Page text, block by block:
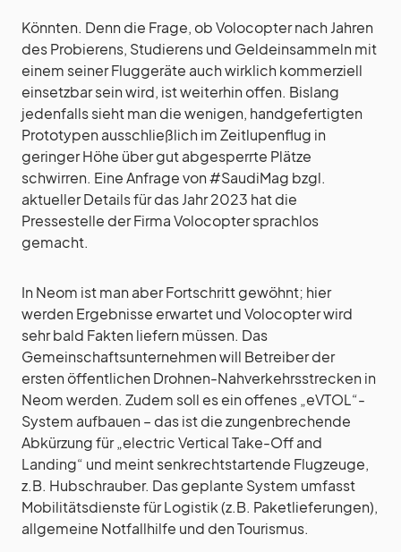
Könnten. Denn die Frage, ob Volocopter nach Jahren
des Probierens, Studierens und Geldeinsammeln mit
einem seiner Fluggeräte auch wirklich kommerziell
einsetzbar sein wird, ist weiterhin offen. Bislang
jedenfalls sieht man die wenigen, handgefertigten
Prototypen ausschließlich im Zeitlupenflug in
geringer Höhe über gut abgesperrte Plätze
schwirren. Eine Anfrage von #SaudiMag bzgl.
aktueller Details für das Jahr 2023 hat die
Pressestelle der Firma Volocopter sprachlos
gemacht.
In Neom ist man aber Fortschritt gewöhnt; hier
werden Ergebnisse erwartet und Volocopter wird
sehr bald Fakten liefern müssen. Das
Gemeinschaftsunternehmen will Betreiber der
ersten öffentlichen Drohnen-Nahverkehrsstrecken in
Neom werden. Zudem soll es ein offenes „eVTOL“-
System aufbauen – das ist die zungenbrechende
Abkürzung für „electric Vertical Take-Off and
Landing“ und meint senkrechtstartende Flugzeuge,
z.B. Hubschrauber. Das geplante System umfasst
Mobilitätsdienste für Logistik (z.B. Paketlieferungen),
allgemeine Notfallhilfe und den Tourismus.